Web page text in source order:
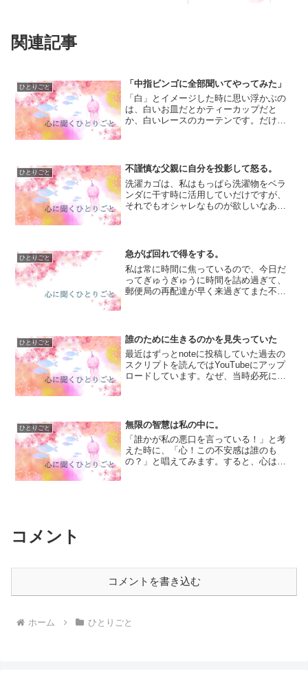
関連記事
ひとりごと
「中指ビンゴに全部聞いてやってみた」
「白」とイメージした時に思い浮かぶの
は、白いお皿だとかティーカップだと
か、白いレースのカーテンです。だけど
しても「なぜその色を選んだの...
ひとりごと
不謹慎な父親に自分を投影して怒る。
洗濯カゴは、私はもっぱら洗濯物をベラ
ンダに干す時に活用していだけですが、
それでもオシャレなものが欲しいなあと
に近くにあるものを買っ...
ひとりごと
急がば回れで得をする。
私は常に時間に焦っているので、今日だ
ってぎゅうぎゅうに時間を詰め過ぎて、
郵便局の再配達が早く来過ぎてまた不在
と、昨日サロンの撤収作...
ひとりごと
誰のために生きるのかを見失っていた
最近はずっとnoteに投稿していた過去の
スクリプトを読んではYouTubeにアップ
ロードしています。なぜ、当時必死にな
４年経った今の...
ひとりごと
無限の智慧は私の中に。
「誰かが私の悪口を言っている！」と考
えた時に、「心！この不安感は誰のも
の？」と唱えてみます。すると、心は
コメント
コメントを書き込む
ホーム ひとりごと